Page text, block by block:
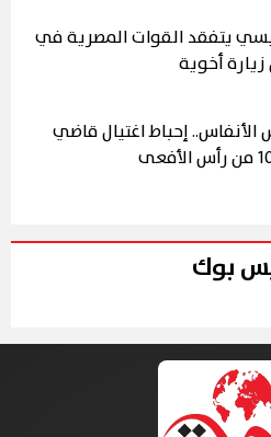
يتفقد القوات المصرية في
زيارة أخوية
إحباط اغتيال قاضي
بوك